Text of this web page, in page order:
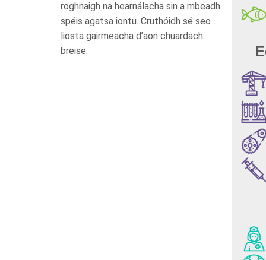
roghnaigh na hearnálacha sin a mbeadh
spéis agatsa iontu. Cruthóidh sé seo
liosta gairmeacha d’aon chuardach
breise.